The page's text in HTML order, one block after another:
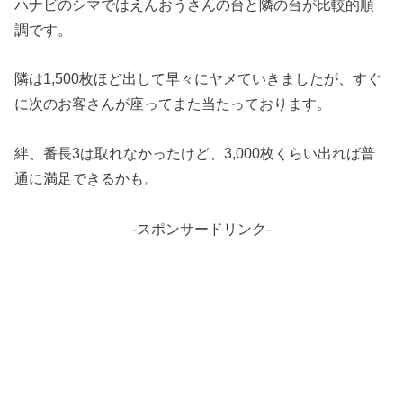
ハナビのシマではえんおうさんの台と隣の台が比較的順
調です。
隣は1,500枚ほど出して早々にヤメていきましたが、すぐ
に次のお客さんが座ってまた当たっております。
絆、番長3は取れなかったけど、3,000枚くらい出れば普
通に満足できるかも。
-スポンサードリンク-